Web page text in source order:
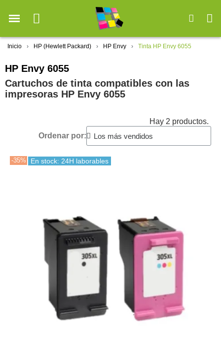
Inicio HP (Hewlett Packard) HP Envy Tinta HP Envy 6055
HP Envy 6055
Cartuchos de tinta compatibles con las
impresoras HP Envy 6055
Hay 2 productos.
Ordenar por:
-35% En stock: 24H laborables